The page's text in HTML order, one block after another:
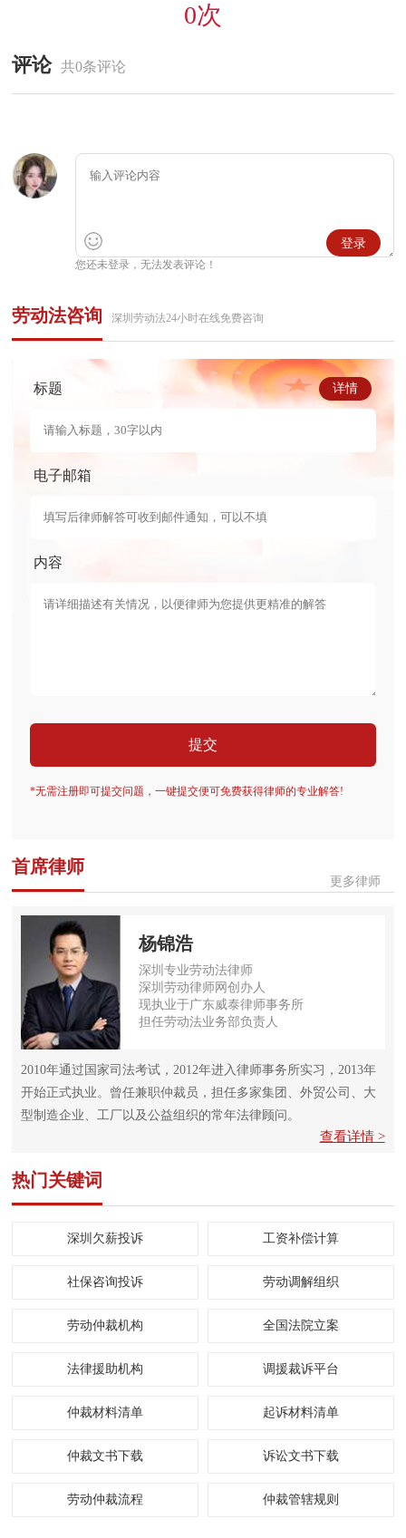
0次
评论 共0条评论
您还未登录，无法发表评论！
登录
劳动法咨询 深圳劳动法24小时在线免费咨询
详情
标题
电子邮箱
内容
提交
*无需注册即可提交问题，一键提交便可免费获得律师的专业解答!
首席律师
更多律师
杨锦浩
深圳专业劳动法律师
深圳劳动律师网创办人
现执业于广东威泰律师事务所
担任劳动法业务部负责人
2010年通过国家司法考试，2012年进入律师事务所实习，2013年
开始正式执业。曾任兼职仲裁员，担任多家集团、外贸公司、大
型制造企业、工厂以及公益组织的常年法律顾问。
查看详情 >
热门关键词
深圳欠薪投诉 工资补偿计算
社保咨询投诉 劳动调解组织
劳动仲裁机构 全国法院立案
法律援助机构 调援裁诉平台
仲裁材料清单 起诉材料清单
仲裁文书下载 诉讼文书下载
劳动仲裁流程 仲裁管辖规则